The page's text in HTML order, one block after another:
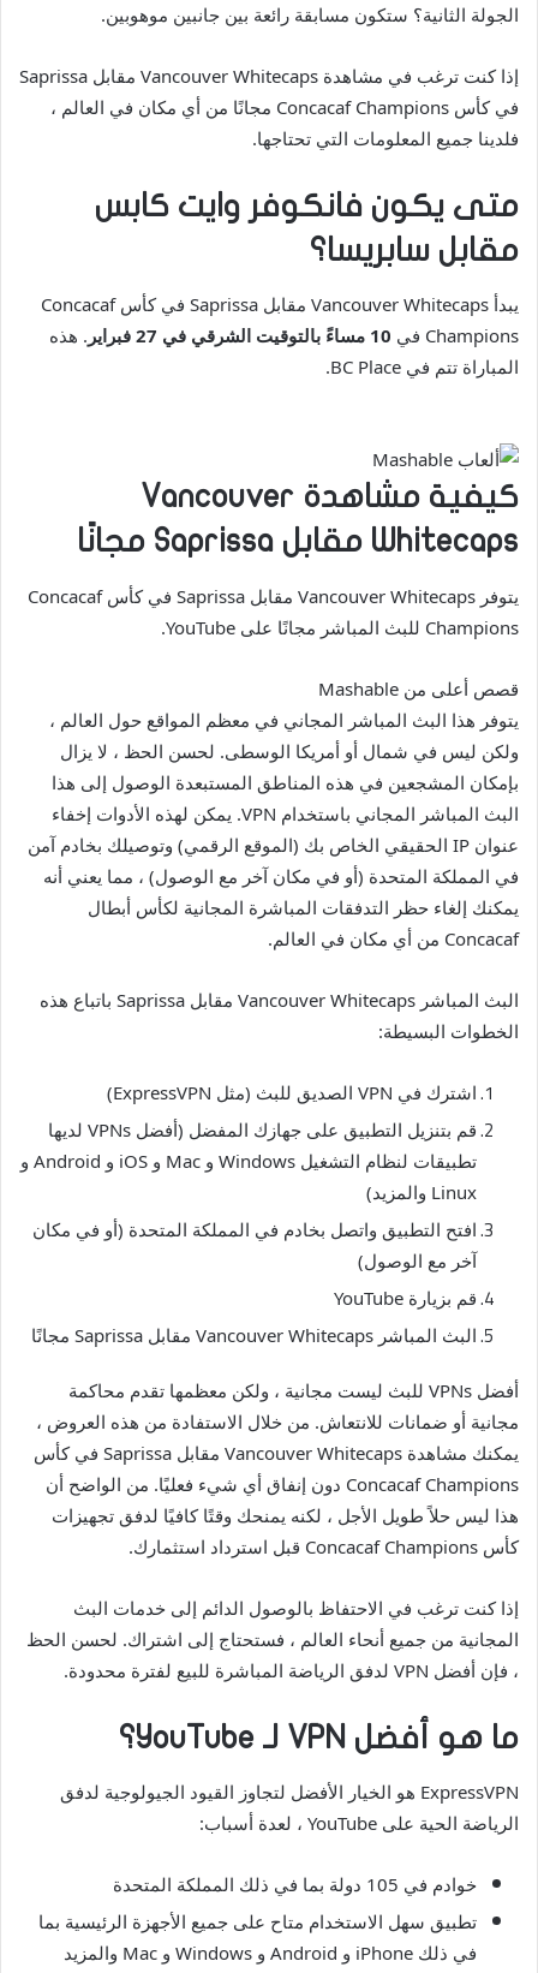
الجولة الثانية؟ ستكون مسابقة رائعة بين جانبين موهوبين.
إذا كنت ترغب في مشاهدة Vancouver Whitecaps مقابل Saprissa
في كأس Concacaf Champions مجانًا من أي مكان في العالم ،
فلدينا جميع المعلومات التي تحتاجها.
متى يكون فانكوفر وايت كابس
مقابل سابريسا؟
يبدأ Vancouver Whitecaps مقابل Saprissa في كأس Concacaf
Champions في
10 مساءً بالتوقيت الشرقي في 27 فبراير
. هذه
المباراة تتم في BC Place.
كيفية مشاهدة Vancouver
Whitecaps مقابل Saprissa مجانًا
يتوفر Vancouver Whitecaps مقابل Saprissa في كأس Concacaf
Champions للبث المباشر مجانًا على YouTube.
قصص أعلى من Mashable
يتوفر هذا البث المباشر المجاني في معظم المواقع حول العالم ،
ولكن ليس في شمال أو أمريكا الوسطى. لحسن الحظ ، لا يزال
بإمكان المشجعين في هذه المناطق المستبعدة الوصول إلى هذا
البث المباشر المجاني باستخدام VPN. يمكن لهذه الأدوات إخفاء
عنوان IP الحقيقي الخاص بك (الموقع الرقمي) وتوصيلك بخادم آمن
في المملكة المتحدة (أو في مكان آخر مع الوصول) ، مما يعني أنه
يمكنك إلغاء حظر التدفقات المباشرة المجانية لكأس أبطال
Concacaf من أي مكان في العالم.
البث المباشر Vancouver Whitecaps مقابل Saprissa باتباع هذه
الخطوات البسيطة:
اشترك في VPN الصديق للبث (مثل ExpressVPN)
قم بتنزيل التطبيق على جهازك المفضل (أفضل VPNs لديها
تطبيقات لنظام التشغيل Windows و Mac و iOS و Android و
Linux والمزيد)
افتح التطبيق واتصل بخادم في المملكة المتحدة (أو في مكان
آخر مع الوصول)
قم بزيارة YouTube
البث المباشر Vancouver Whitecaps مقابل Saprissa مجانًا
أفضل VPNs للبث ليست مجانية ، ولكن معظمها تقدم محاكمة
مجانية أو ضمانات للانتعاش. من خلال الاستفادة من هذه العروض ،
يمكنك مشاهدة Vancouver Whitecaps مقابل Saprissa في كأس
Concacaf Champions دون إنفاق أي شيء فعليًا. من الواضح أن
هذا ليس حلاً طويل الأجل ، لكنه يمنحك وقتًا كافيًا لدفق تجهيزات
كأس Concacaf Champions قبل استرداد استثمارك.
إذا كنت ترغب في الاحتفاظ بالوصول الدائم إلى خدمات البث
المجانية من جميع أنحاء العالم ، فستحتاج إلى اشتراك. لحسن الحظ
، فإن أفضل VPN لدفق الرياضة المباشرة للبيع لفترة محدودة.
ما هو أفضل VPN لـ YouTube؟
ExpressVPN هو الخيار الأفضل لتجاوز القيود الجيولوجية لدفق
الرياضة الحية على YouTube ، لعدة أسباب:
خوادم في 105 دولة بما في ذلك المملكة المتحدة
تطبيق سهل الاستخدام متاح على جميع الأجهزة الرئيسية بما
في ذلك iPhone و Android و Windows و Mac والمزيد